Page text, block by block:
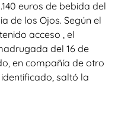
euros de bebida del
de los Ojos. Según el
acceso , el
del 16 de
en compañía de otro
saltó la